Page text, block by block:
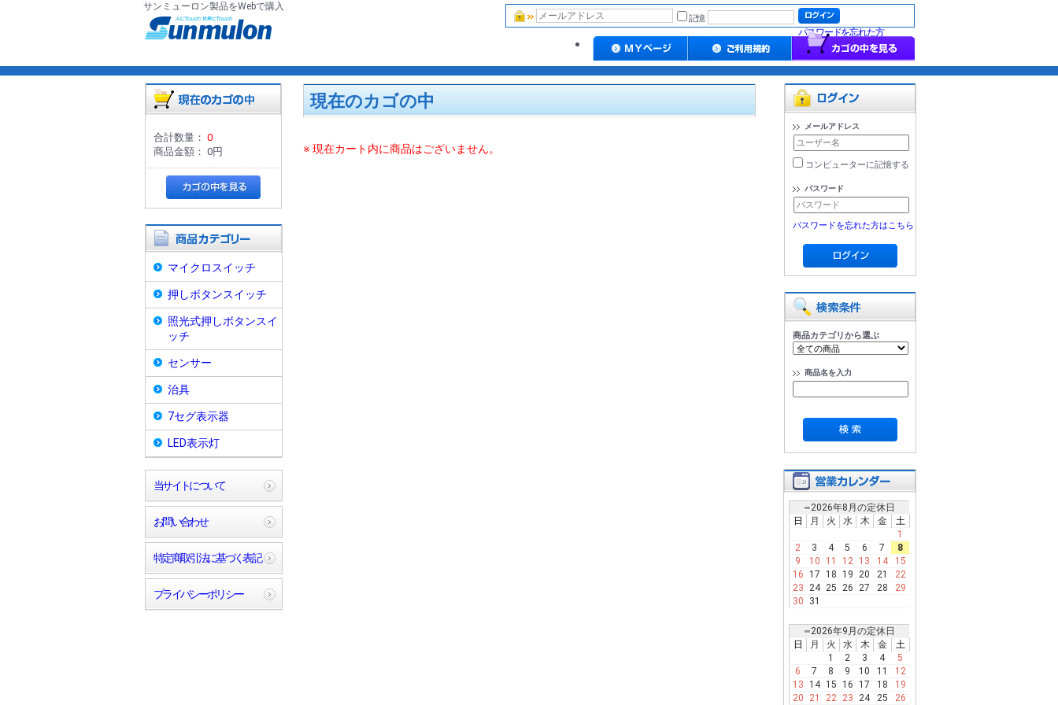
サンミューロン製品をWebで購入
記憶
パスワードを忘れた方
合計数量： 0
商品金額：
0円
マイクロスイッチ
押しボタンスイッチ
照光式押しボタンスイ
ッチ
センサー
治具
7セグ表示器
LED表示灯
当サイトについて
お問い合わせ
特定商取引法に基づく表記
プライバシーポリシー
現在のカゴの中
※ 現在カート内に商品はございません。
メールアドレス
コンピューターに記憶する
パスワード
パスワードを忘れた方はこちら
商品カテゴリから選ぶ
商品名を入力
2026年8月の定休日
日
月 火 水 木 金
土
1
2
3 4 5 6 7
8
9
10 11 12 13 14
15
16
17 18 19 20 21
22
23 24 25 26 27 28
29
30
31
2026年9月の定休日
日
月 火 水 木 金
土
1
2 3 4
5
6
7 8 9 10 11
12
13
14 15 16 17 18
19
20
21 22 23 24 25 26